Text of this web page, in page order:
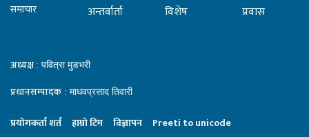
समाचार
अन्तर्वार्ता
विशेष
प्रवास
अध्यक्ष : पवित्रा मुडभरी
प्रधानसम्पादक : माधवप्रसाद तिवारी
प्रयाेगकर्ता शर्त हाम्राे टिम विज्ञापन Preeti to unicode